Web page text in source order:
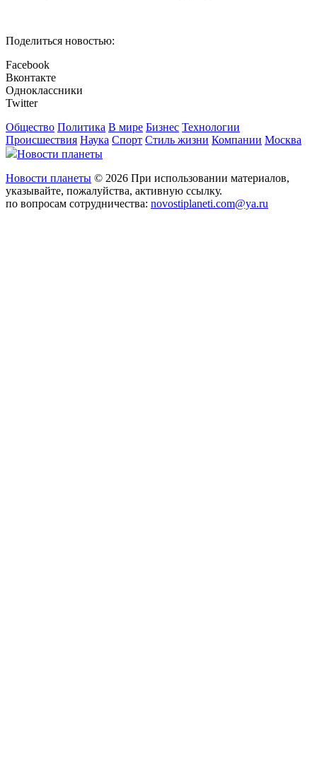
Поделиться новостью:
Facebook
Вконтакте
Одноклассники
Twitter
Общество Политика В мире Бизнес Технологии
Происшествия Наука Спорт Стиль жизни Компании Москва
Новости планеты
Новости планеты © 2026 При использовании материалов,
указывайте, пожалуйства, активную ссылку.
по вопросам сотрудничества: novostiplaneti.com@ya.ru